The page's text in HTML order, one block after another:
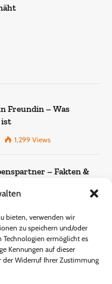
bieten, verwenden wir
zu speichern und/oder
Technologien ermöglicht es
Kennungen auf dieser
der Widerruf Ihrer Zustimmung
Freundin – Was
ist
1,299 Views
– Fakten &
– Fakten, Wahrheit
340Views